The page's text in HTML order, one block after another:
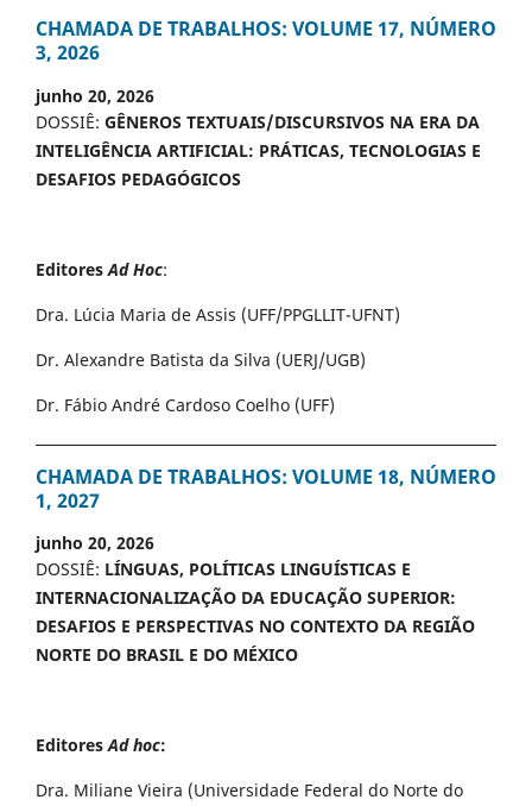
CHAMADA DE TRABALHOS: VOLUME 17, NÚMERO
3, 2026
junho 20, 2026
DOSSIÊ: GÊNEROS TEXTUAIS/DISCURSIVOS NA ERA DA
INTELIGÊNCIA ARTIFICIAL: PRÁTICAS, TECNOLOGIAS E
DESAFIOS PEDAGÓGICOS
Editores Ad Hoc:
Dra. Lúcia Maria de Assis (UFF/PPGLLIT-UFNT)
Dr. Alexandre Batista da Silva (UERJ/UGB)
Dr. Fábio André Cardoso Coelho (UFF)
CHAMADA DE TRABALHOS: VOLUME 18, NÚMERO
1, 2027
junho 20, 2026
DOSSIÊ: LÍNGUAS, POLÍTICAS LINGUÍSTICAS E
INTERNACIONALIZAÇÃO DA EDUCAÇÃO SUPERIOR:
DESAFIOS E PERSPECTIVAS NO CONTEXTO DA REGIÃO
NORTE DO BRASIL E DO MÉXICO
EditoresAd hoc:
Dra. Miliane Vieira (Universidade Federal do Norte do